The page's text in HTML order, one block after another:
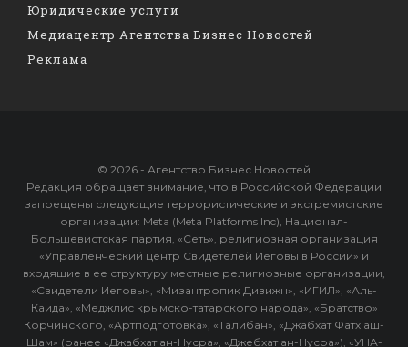
Юридические услуги
Медиацентр Агентства Бизнес Новостей
Реклама
© 2026 - Агентство Бизнес Новостей
Редакция обращает внимание, что в Российской Федерации
запрещены следующие террористические и экстремистские
организации: Meta (Meta Platforms Inc), Национал-
Большевистская партия, «Сеть», религиозная организация
«Управленческий центр Свидетелей Иеговы в России» и
входящие в ее структуру местные религиозные организации,
«Свидетели Иеговы», «Мизантропик Дивижн», «ИГИЛ», «Аль-
Каида», «Меджлис крымско-татарского народа», «Братство»
Корчинского, «Артподготовка», «Талибан», «Джабхат Фатх аш-
Шам» (ранее «Джабхат ан-Нусра», «Джебхат ан-Нусра»), «УНА-